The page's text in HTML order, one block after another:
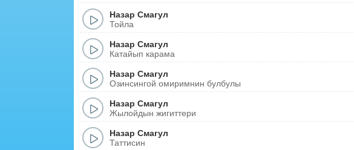
Назар Смагул
Тойла
Назар Смагул
Катайып карама
Назар Смагул
Озинсингой омиримнин булбулы
Назар Смагул
Жылойдын жигиттери
Назар Смагул
Таттисин